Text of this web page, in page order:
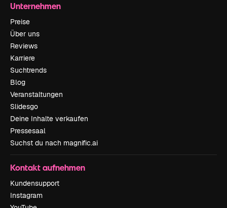
Unternehmen
Preise
Über uns
Reviews
Karriere
Suchtrends
Blog
Veranstaltungen
Slidesgo
Deine Inhalte verkaufen
Pressesaal
Suchst du nach magnific.ai
Kontakt aufnehmen
Kundensupport
Instagram